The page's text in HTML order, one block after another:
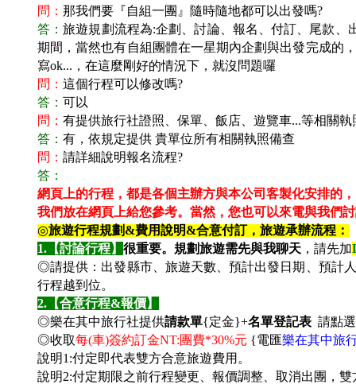
問： 那我們要『自組一團』隨時隨地都可以出發嗎?
答：旅遊規劃流程為:企劃、討論、報名、付訂、尾款
期間，當然也有自組團體在一星期內企劃與出發完成的
寫ok...，在這麼剛好的情況下，就沒問題囉
問： 這個行程可以修改嗎?
答： 可以
問： 有提供旅行社證照、保單、飯店、遊覽車...等相關
答： 有，依規定提供 貴單位所有相關執照備查
問： 請詳細說明報名流程?
答：
網頁上的行程，都是各個主辦方與本公司客製化安排的，
我們放在網頁上給您參考。 當然，您也可以來電與我們
◎旅遊行程規劃&費用說明&合意付訂，旅遊承辦流程：
1. 【討論行程】 很重要。規劃旅遊需先與我聊天 ，請先加
◎請提供：出發縣市、旅遊天數、預計出發日期、預計
行程越到位。
2. 【合意行程&報價】
◎樂在其中旅行社提供請款單{定金}+名單登記表 請點
◎收取每(車)簽約訂金NT:團費*30%元 {電匯樂在其中旅
說明1:付定即代表雙方合意旅遊費用。
說明2:付定期限之前行程變更、報價調整、取消出團，